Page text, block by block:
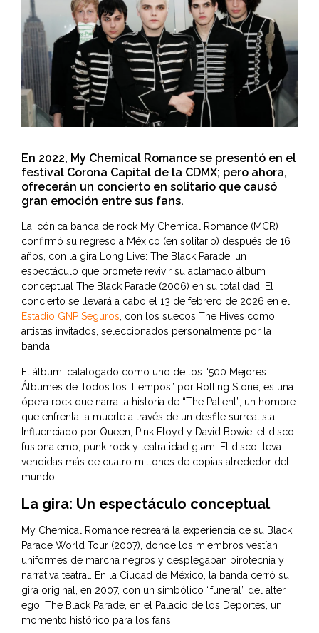
En 2022, My Chemical Romance se presentó en el
festival Corona Capital de la CDMX; pero ahora,
ofrecerán un concierto en solitario que causó
gran emoción entre sus fans.
La icónica banda de rock My Chemical Romance (MCR)
confirmó su regreso a México (en solitario) después de 16
años, con la gira Long Live: The Black Parade, un
espectáculo que promete revivir su aclamado álbum
conceptual The Black Parade (2006) en su totalidad. El
concierto se llevará a cabo el 13 de febrero de 2026 en el
Estadio GNP Seguros, con los suecos The Hives como
artistas invitados, seleccionados personalmente por la
banda.
El álbum, catalogado como uno de los “500 Mejores
Álbumes de Todos los Tiempos” por Rolling Stone, es una
ópera rock que narra la historia de “The Patient”, un hombre
que enfrenta la muerte a través de un desfile surrealista.
Influenciado por Queen, Pink Floyd y David Bowie, el disco
fusiona emo, punk rock y teatralidad glam. El disco lleva
vendidas más de cuatro millones de copias alrededor del
mundo.
La gira: Un espectáculo conceptual
My Chemical Romance recreará la experiencia de su Black
Parade World Tour (2007), donde los miembros vestían
uniformes de marcha negros y desplegaban pirotecnia y
narrativa teatral. En la Ciudad de México, la banda cerró su
gira original, en 2007, con un simbólico “funeral” del alter
ego, The Black Parade, en el Palacio de los Deportes, un
momento histórico para los fans.